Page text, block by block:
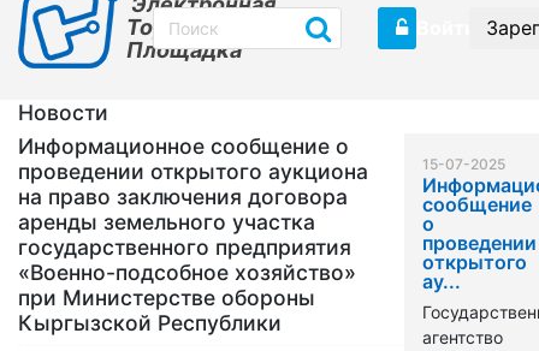
Торговая
Площадка
Новости
Информационное сообщение о
проведении открытого аукциона
на право заключения договора
аренды земельного участка
государственного предприятия
«Военно-подсобное хозяйство»
при Министерстве обороны
Кыргызской Республики
15-07-2025
сообщение
о
проведении
открытого
ау...
агентство